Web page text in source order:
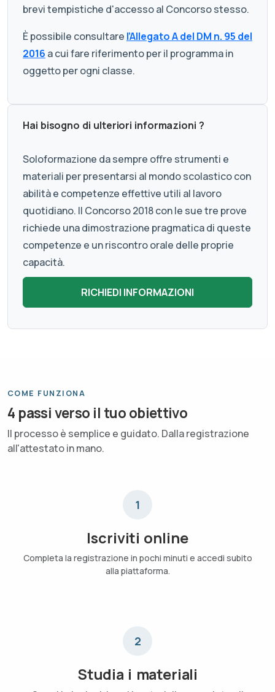
brevi tempistiche d'accesso al Concorso stesso.
È possibile consultare l’Allegato A del DM n. 95 del
2016 a cui fare riferimento per il programma in
oggetto per ogni classe.
Hai bisogno di ulteriori informazioni ?
Soloformazione da sempre offre strumenti e
materiali per presentarsi al mondo scolastico con
abilità e competenze effettive utili al lavoro
quotidiano. Il Concorso 2018 con le sue tre prove
richiede una dimostrazione pragmatica di queste
competenze e un riscontro orale delle proprie
capacità.
COME FUNZIONA
4 passi verso il tuo obiettivo
Il processo è semplice e guidato. Dalla registrazione
all'attestato in mano.
1
Iscriviti online
Completa la registrazione in pochi minuti e accedi subito
alla piattaforma.
2
Studia i materiali